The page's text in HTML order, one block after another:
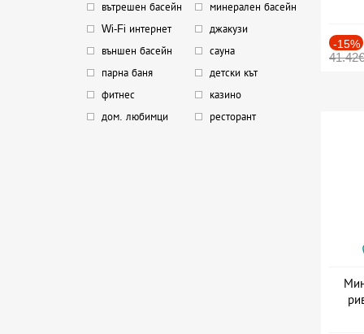
вътрешен басейн
минерален басейн
Wi-Fi интернет
джакузи
външен басейн
сауна
парна баня
детски кът
фитнес
казино
дом. любимци
ресторант
-15%
41.42€